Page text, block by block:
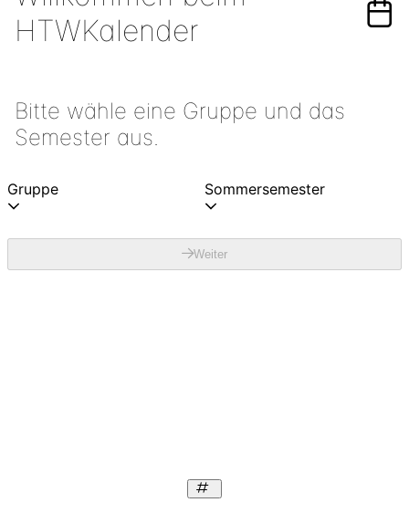
HTWKalender
Bitte wähle eine Gruppe und das
Semester aus.
Gruppe Sommersemester
Weiter
Weiter